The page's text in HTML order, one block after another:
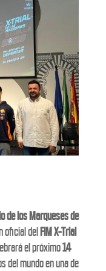
de los Marqueses de
oficial delFIM X-Trial
el próximo14
del mundo en una de